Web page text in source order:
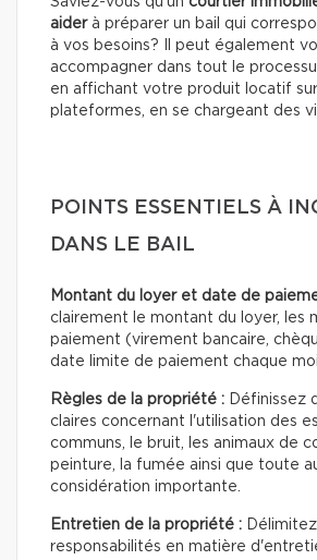
aiderà préparer un bail qui
à vos besoins? Il peut également
accompagner dans tout le
en affichant votre produit locatif
plateformes, en se chargeant des
POINTS ESSENTIELS À
DANS LE BAIL
Montant du loyer et date de
clairement le montant du loyer, les
paiement (virement bancaire,
date limite de paiement chaque
Règles de la propriété : Définissez
claires concernant l'utilisation des
communs, le bruit, les animaux de
peinture, la fumée ainsi que toute
considération importante.
Entretien de la propriété :
responsabilités en matière